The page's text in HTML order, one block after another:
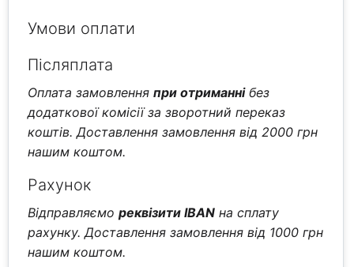
Умови оплати
Післяплата
Оплата замовленняпри отриманнібез
додаткової комісії за зворотний переказ
коштів. Доставлення замовлення від 2000 грн
нашим коштом.
Рахунок
Відправляємореквізити IBAN на сплату
рахунку. Доставлення замовлення від 1000 грн
нашим коштом.